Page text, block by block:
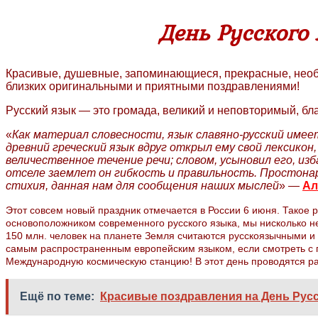
День
Красивые, душевные, запоминающиеся, прекрасные,
близких оригинальными и приятными поздравлениями!
Русский язык — это громада, великий и неповторимый,
«Как материал словесности, язык славяно-русский
древний греческий язык вдруг открыл ему свой
величественное течение речи; словом, усыновил его,
отселе заемлет он гибкость и правильность.
стихия, данная нам для сообщения наших мыслей» —
Этот совсем новый праздник отмечается в России 6 июня.
основоположником современного русского языка, мы нисколько
150 млн. человек на планете Земля считаются
самым распространенным европейским языком, если смотреть с
Международную космическую станцию! В этот день проводятся
Ещё по теме: Красивые поздравления на День